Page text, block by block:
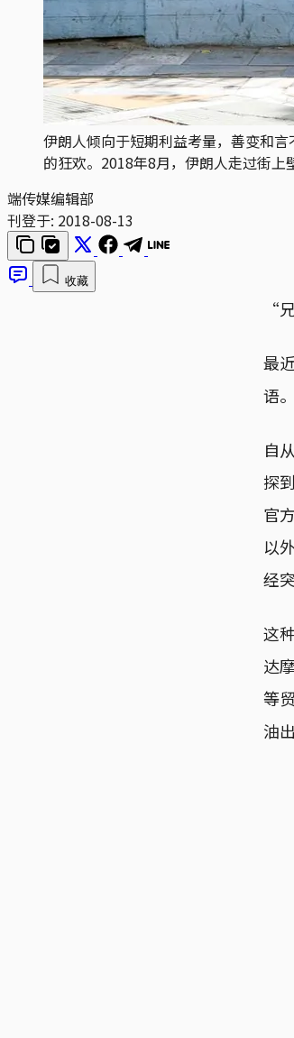
伊朗人倾向于短期利益考量，善变和
的狂欢。2018年8月，伊朗人走过街上
端传媒编辑部
刊登于: 2018-08-13
收藏
“
最
语。
自
探
官
以
经
这
达
等
油